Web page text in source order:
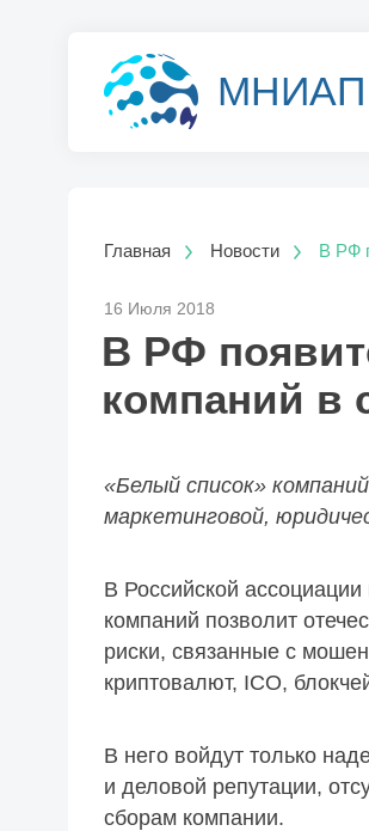
МНИАП
Главная Новости В РФ
16 Июля 2018
В РФ
компаний в
«Белый список»
маркетинговой,
В Российской
компаний позволит
риски, связанные с
криптовалют, ICO,
В него войдут только
и деловой репутации,
сборам компании.